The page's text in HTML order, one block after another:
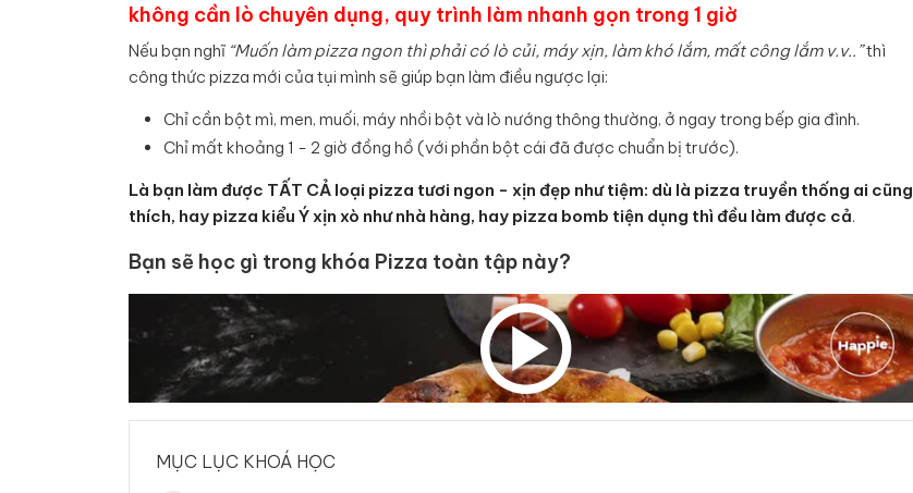
không cần lò chuyên dụng, quy trình làm nhanh gọn trong 1 giờ
Nếu bạn nghĩ “Muốn làm pizza ngon thì phải có lò củi, máy xịn, làm khó lắm, mất công lắm v.v..”thì
công thức pizza mới của tụi mình sẽ giúp bạn làm điều ngược lại:
Chỉ cần bột mì, men, muối, máy nhồi bột và lò nướng thông thường, ở ngay trong bếp gia đình.
Chỉ mất khoảng 1 - 2 giờ đồng hồ (với phần bột cái đã được chuẩn bị trước).
Là bạn làm được TẤT CẢ loại pizza tươi ngon - xịn đẹp như tiệm: dù là pizza truyền thống ai cũng
thích, hay pizza kiểu Ý xịn xò như nhà hàng, hay pizza bomb tiện dụng thì đều làm được cả.
Bạn sẽ học gì trong khóa Pizza toàn tập này?
MỤC LỤC KHOÁ HỌC